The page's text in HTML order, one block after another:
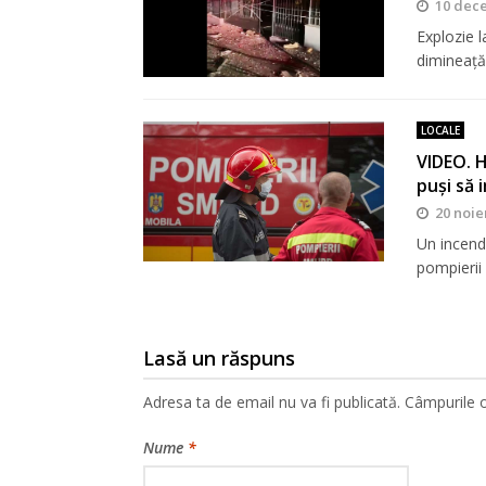
10
Explozie
LOCALE
VIDEO.
puși să
20
Un
Lasă un răspuns
Adresa ta de email nu va fi publicată. Câmpurile
Nume *